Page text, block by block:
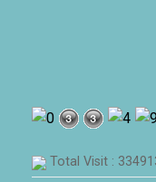
Total Visit :